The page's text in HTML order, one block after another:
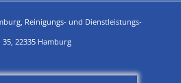
Reinigungs- und Dienstleistungs-
22335 Hamburg